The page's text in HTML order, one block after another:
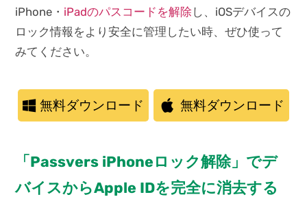
iPhone・ iPadのパスコードを解除 し、iOSデバイスの
ロック情報をより安全に管理したい時、ぜひ使って
みてください。
無料ダウンロード 無料ダウンロード
「Passvers iPhoneロック解除」でデ
バイスからApple IDを完全に消去する